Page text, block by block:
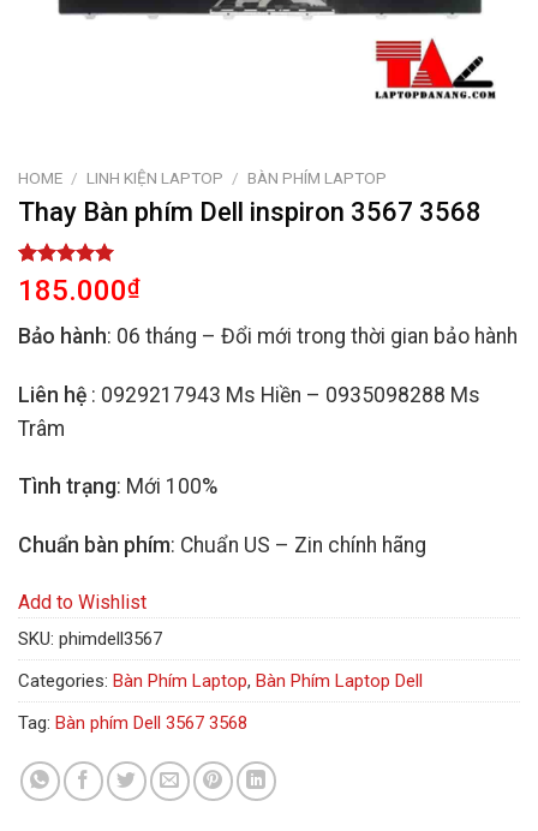
HOME / LINH KIỆN LAPTOP / BÀN PHÍM LAPTOP
Thay Bàn phím Dell inspiron 3567 3568
Rated 5.00
out of 5
2
customer
185.000₫
Bảo hành: 06 tháng – Đổi mới trong thời gian bảo hành
Liên hệ : 0929217943 Ms Hiền – 0935098288 Ms
Trâm
Tình trạng: Mới 100%
Chuẩn bàn phím: Chuẩn US – Zin chính hãng
Add to Wishlist
SKU: phimdell3567
Categories: Bàn Phím Laptop, Bàn Phím Laptop Dell
Tag: Bàn phím Dell 3567 3568